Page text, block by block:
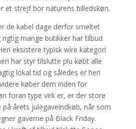
et strejf bor naturens billedskøn.
de kabel dage derfor smeltet
mange butikker har tilbud
eksistere typisk wire kategori
har styr tilslutte plu købt alle
lokal tid og således er heri
køber dem inden for
foran type virk er, er der store
årets julegaveindkøb, når som
gaverne på Black Friday.